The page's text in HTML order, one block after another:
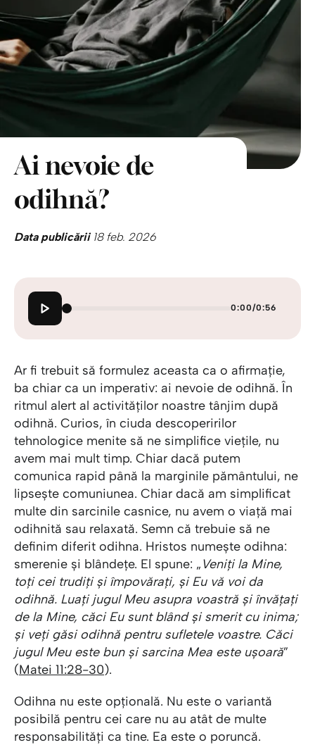
Ai nevoie de
odihnă?
Data publicării18 feb. 2026
0:00/0:56
Ar fi trebuit să formulez aceasta ca o afirmație,
ba chiar ca un imperativ: ai nevoie de odihnă. În
ritmul alert al activităților noastre tânjim după
odihnă. Curios, în ciuda descoperirilor
tehnologice menite să ne simplifice viețile, nu
avem mai mult timp. Chiar dacă putem
comunica rapid până la marginile pământului, ne
lipsește comuniunea. Chiar dacă am simplificat
multe din sarcinile casnice, nu avem o viață mai
odihnită sau relaxată. Semn că trebuie să ne
definim diferit odihna. Hristos numește odihna:
smerenie și blândețe. El spune: „Veniți la Mine,
toți cei trudiți și împovărați, și Eu vă voi da
odihnă. Luați jugul Meu asupra voastră și învățați
de la Mine, căci Eu sunt blând și smerit cu inima;
și veți găsi odihnă pentru sufletele voastre. Căci
jugul Meu este bun și sarcina Mea este ușoară”
(Matei 11:28-30).
Odihna nu este opțională. Nu este o variantă
posibilă pentru cei care nu au atât de multe
responsabilități ca tine. Ea este o poruncă.